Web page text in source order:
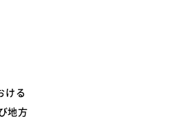
ける
地方